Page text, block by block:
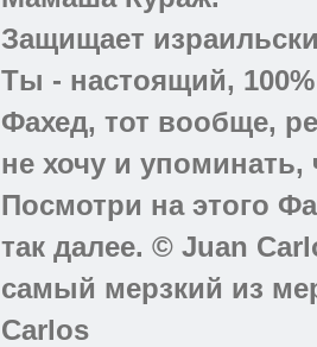
Защищает
Ты - настоящий,
Фахед, тот вообще,
не хочу и
Посмотри на этого
так далее. © Juan
самый мерзкий из
Carlos